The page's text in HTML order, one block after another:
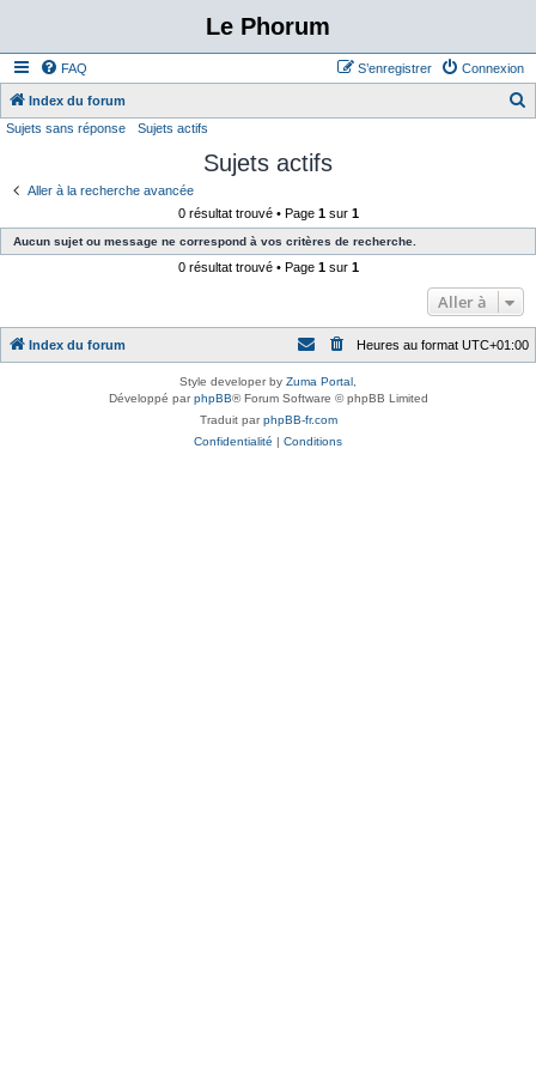
Le Phorum
FAQ Connexion
S’enregistrer
Index du forum
e
Sujets sans réponse Sujets actifs
Sujets actifs
Aller à la recherche avancée
0 résultat trouvé • Page 1sur 1
Aucun sujet ou message ne correspond à vos critères de recherche.
0 résultat trouvé • Page 1sur 1
Aller à
Index du forum Heures au format UTC+01:00
Style developer by Zuma Portal
Développé parphpBB® Forum Software © phpBB Limited
Traduit parphpBB-fr.com
Confidentialité | Conditions